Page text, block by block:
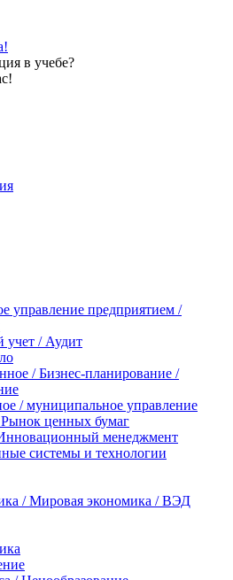
в учебе?
управление предприятием /
учет / Аудит
/ Бизнес-планирование /
/ муниципальное управление
ценных бумаг
менеджмент
системы и технологии
/ Мировая экономика / ВЭД